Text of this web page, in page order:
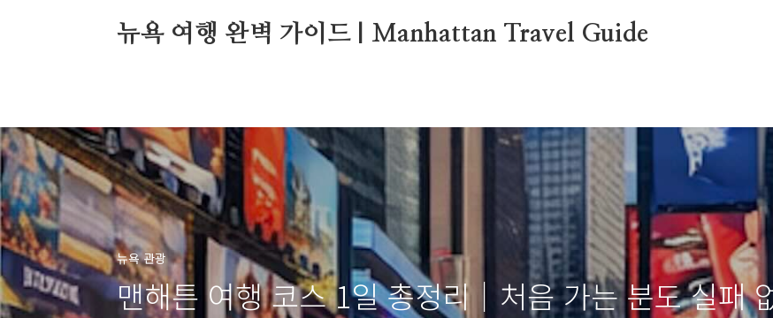
뉴욕 여행 완벽 가이드 | Manhattan Travel Guide
뉴욕 관광
맨해튼 여행 코스 1일 총정리｜처음 가는 분도 실패